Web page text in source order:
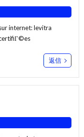
internet:levitra
返信